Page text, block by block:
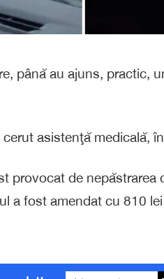
până au ajuns, practic,
asistenţă medicală,
provocat de nepăstrarea
a fost amendat cu 810